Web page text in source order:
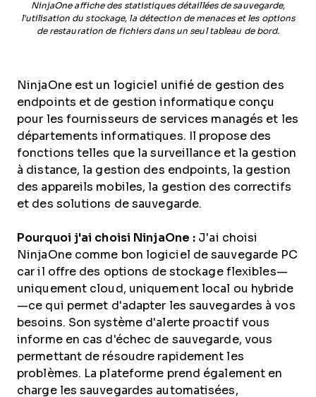
NinjaOne affiche des statistiques détaillées de sauvegarde,
l'utilisation du stockage, la détection de menaces et les options
de restauration de fichiers dans un seul tableau de bord.
NinjaOne est un logiciel unifié de gestion des
endpoints et de gestion informatique conçu
pour les fournisseurs de services managés et les
départements informatiques. Il propose des
fonctions telles que la surveillance et la gestion
à distance, la gestion des endpoints, la gestion
des appareils mobiles, la gestion des correctifs
et des solutions de sauvegarde.
Pourquoi j'ai choisi NinjaOne : J'ai choisi
NinjaOne comme bon logiciel de sauvegarde PC
car il offre des options de stockage flexibles—
uniquement cloud, uniquement local ou hybride
—ce qui permet d'adapter les sauvegardes à vos
besoins. Son système d'alerte proactif vous
informe en cas d'échec de sauvegarde, vous
permettant de résoudre rapidement les
problèmes. La plateforme prend également en
charge les sauvegardes automatisées,